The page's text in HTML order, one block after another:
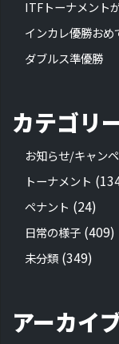
ITFトーナメント
インカレ優勝おめ
ダブルス準優勝
カテゴリ
お知らせ/キャン
トーナメント
ペナント (24)
日常の様子 (409)
未分類 (349)
アーカイ